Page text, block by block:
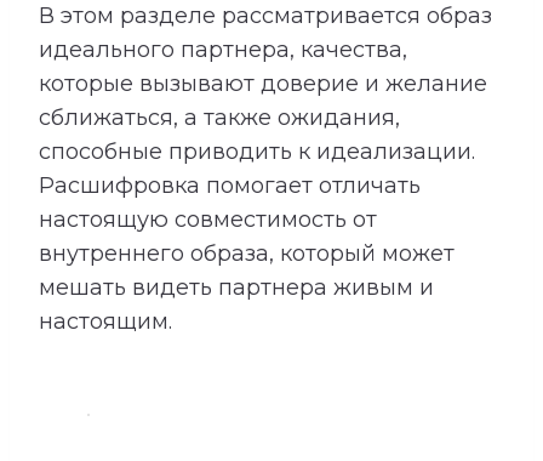
В этом разделе рассматривается образ
идеального партнера, качества,
которые вызывают доверие и желание
сближаться, а также ожидания,
способные приводить к идеализации.
Расшифровка помогает отличать
настоящую совместимость от
внутреннего образа, который может
мешать видеть партнера живым и
настоящим.